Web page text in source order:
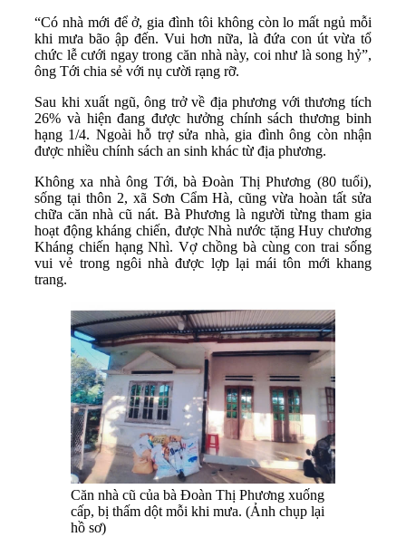
“Có nhà mới để ở, gia đình tôi không còn lo mất ngủ mỗi
khi mưa bão ập đến. Vui hơn nữa, là đứa con út vừa tổ
chức lễ cưới ngay trong căn nhà này, coi như là song hỷ”,
ông Tới chia sẻ với nụ cười rạng rỡ.
Sau khi xuất ngũ, ông trở về địa phương với thương tích
26% và hiện đang được hưởng chính sách thương binh
hạng 1/4. Ngoài hỗ trợ sửa nhà, gia đình ông còn nhận
được nhiều chính sách an sinh khác từ địa phương.
Không xa nhà ông Tới, bà Đoàn Thị Phương (80 tuổi),
sống tại thôn 2, xã Sơn Cẩm Hà, cũng vừa hoàn tất sửa
chữa căn nhà cũ nát. Bà Phương là người từng tham gia
hoạt động kháng chiến, được Nhà nước tặng Huy chương
Kháng chiến hạng Nhì. Vợ chồng bà cùng con trai sống
vui vẻ trong ngôi nhà được lợp lại mái tôn mới khang
trang.
Căn nhà cũ của bà Đoàn Thị Phương xuống
cấp, bị thấm dột mỗi khi mưa. (Ảnh chụp lại
hồ sơ)